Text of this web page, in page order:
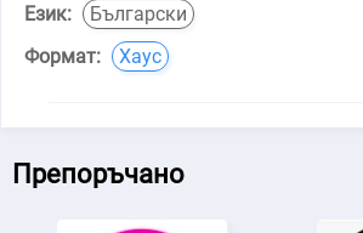
Език:
Български
Формат:
Хаус
Препоръчано